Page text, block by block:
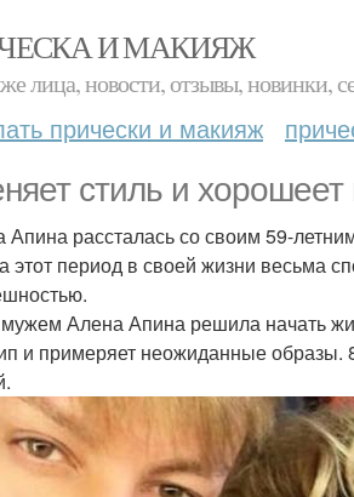
И МАКИЯЖ
лица, новости, отзывы, новинки,
прически и макияж
стиль и
рассталась со своим 59-
этот период в своей жизни весьма
Алена Апина решила начать
и примеряет неожиданные образы.